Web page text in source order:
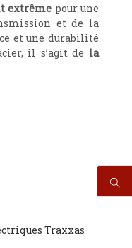
extrême pour une
et de la
et une durabilité
il s’agit de la
Traxxas